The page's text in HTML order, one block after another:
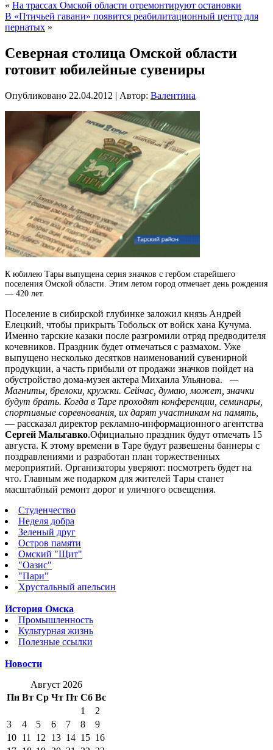
« На трассах Омской области отремонтируют остановки
В «Птичьей гавани» появится реабилитационный центр для
пернатых »
Северная столица Омской области
готовит юбилейные сувениры
Опубликовано 22.04.2012 | Автор: Валентина
К юбилею Тары выпущена серия значков с гербом старейшего
поселения Омской области. Этим летом город отмечает день рождения
— 420 лет.
Поселение в сибирской глубинке заложил князь Андрей
Елецкий, чтобы прикрыть Тобольск от войск хана Кучума.
Именно тарские казаки после разгромили отряд предводителя
кочевников. Праздник будет отмечаться с размахом. Уже
выпущено несколько десятков наименований сувенирной
продукции, а часть прибыли от продажи значков пойдет на
обустройство дома-музея актера Михаила Ульянова.
—
Магниты, брелоки, кружки. Сейчас, думаю, может, значки
будут брать. Когда в Таре проходят конференции, семинары,
спортивные соревнования, их дарят участникам на память,
— рассказал директор рекламно-информационного агентства
Сергей Мальгавко.Официально праздник будут отмечать 15
августа. К этому времени в Таре будут развешены баннеры с
поздравлениями и разработан план торжественных
мероприятий. Организаторы уверяют: посмотреть будет на
что. Главным же подарком для жителей Тары станет
масштабный ремонт дорог и уличного освещения.
Студенчество
Неделя добра
Зеленый друг
Остров памяти
Омский "Щит"
"Оазис"
"Пари"
Хрустальный апельсин
История Омска
Промышленность
Культурная жизнь
Полезные ссылки
Новости
Август 2026
Пн Вт Ср Чт Пт Сб Вс
1
2
3
4 5 6 7 8
9
10 11 12 13 14 15 16